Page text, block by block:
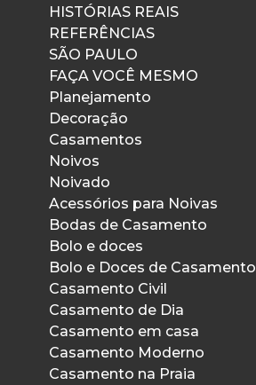
HISTÓRIAS REAIS
REFERÊNCIAS
SÃO PAULO
FAÇA VOCÊ MESMO
Planejamento
Decoração
Casamentos
Noivos
Noivado
Acessórios para Noivas
Bodas de Casamento
Bolo e doces
Bolo e Doces de Casamento
Casamento Civil
Casamento de Dia
Casamento em casa
Casamento Moderno
Casamento na Praia